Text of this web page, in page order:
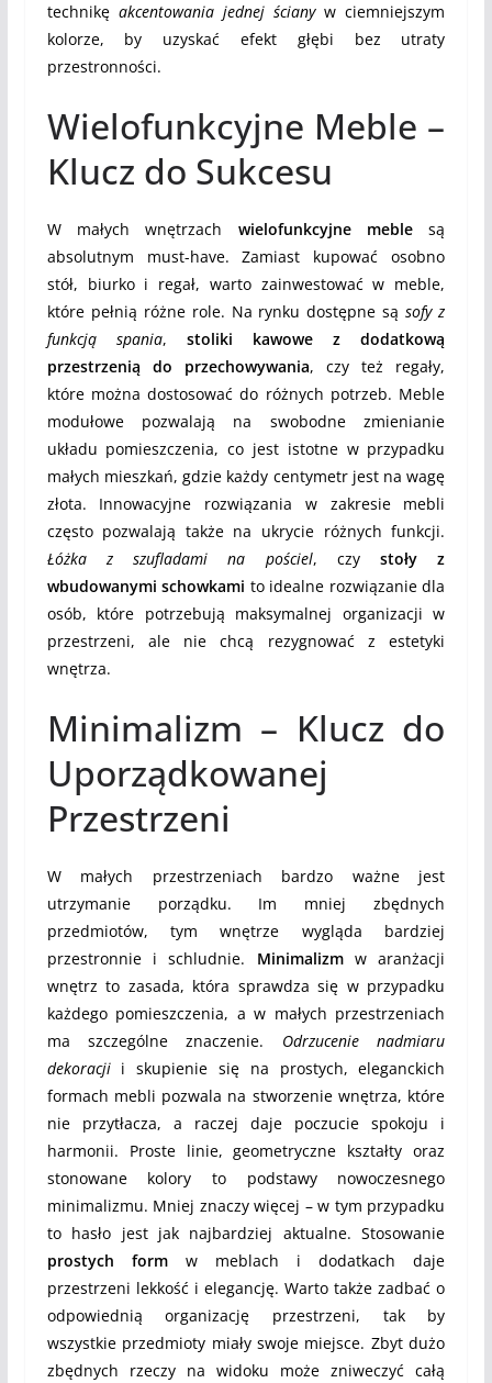
technikę akcentowania jednej ścianyw ciemniejszym
kolorze, by uzyskać efekt głębi bez utraty
przestronności.
Wielofunkcyjne Meble –
Klucz do Sukcesu
W małych wnętrzach wielofunkcyjne meblesą
absolutnym must-have. Zamiast kupować osobno
stół, biurko i regał, warto zainwestować w meble,
które pełnią różne role. Na rynku dostępne sąsofy z
funkcją spania, stoliki kawowe z dodatkową
przestrzenią do przechowywania, czy też regały,
które można dostosować do różnych potrzeb. Meble
modułowe pozwalają na swobodne zmienianie
układu pomieszczenia, co jest istotne w przypadku
małych mieszkań, gdzie każdy centymetr jest na wagę
złota. Innowacyjne rozwiązania w zakresie mebli
często pozwalają także na ukrycie różnych funkcji.
Łóżka z szufladami na pościel, czystoły z
wbudowanymi schowkami to idealne rozwiązanie dla
osób, które potrzebują maksymalnej organizacji w
przestrzeni, ale nie chcą rezygnować z estetyki
wnętrza.
Minimalizm – Klucz do
Uporządkowanej
Przestrzeni
W małych przestrzeniach bardzo ważne jest
utrzymanie porządku. Im mniej zbędnych
przedmiotów, tym wnętrze wygląda bardziej
przestronnie i schludnie. Minimalizmw aranżacji
wnętrz to zasada, która sprawdza się w przypadku
każdego pomieszczenia, a w małych przestrzeniach
ma szczególne znaczenie. Odrzucenie nadmiaru
dekoracjii skupienie się na prostych, eleganckich
formach mebli pozwala na stworzenie wnętrza, które
nie przytłacza, a raczej daje poczucie spokoju i
harmonii. Proste linie, geometryczne kształty oraz
stonowane kolory to podstawy nowoczesnego
minimalizmu. Mniej znaczy więcej – w tym przypadku
to hasło jest jak najbardziej aktualne. Stosowanie
prostych formw meblach i dodatkach daje
przestrzeni lekkość i elegancję. Warto także zadbać o
odpowiednią organizację przestrzeni, tak by
wszystkie przedmioty miały swoje miejsce. Zbyt dużo
zbędnych rzeczy na widoku może zniweczyć całą